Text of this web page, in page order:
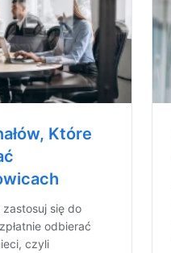
Które
się do
odbierać
czyli